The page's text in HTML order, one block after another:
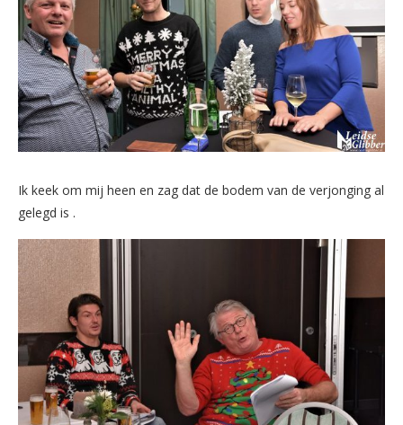
Ik keek om mij heen en zag dat de bodem van de verjonging al
gelegd is .